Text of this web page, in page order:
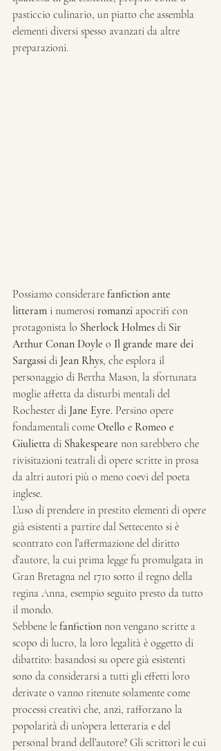
pasticcio culinario, un piatto che assembla
elementi diversi spesso avanzati da altre
preparazioni.
Possiamo considerare fanfiction ante
litteram i numerosi romanzi apocrifi con
protagonista lo Sherlock Holmes di Sir
Arthur Conan Doyle o Il grande mare dei
Sargassi di Jean Rhys, che esplora il
personaggio di Bertha Mason, la sfortunata
moglie affetta da disturbi mentali del
Rochester di Jane Eyre. Persino opere
fondamentali come Otello e Romeo e
Giulietta di Shakespeare non sarebbero che
rivisitazioni teatrali di opere scritte in prosa
da altri autori più o meno coevi del poeta
inglese.
L’uso di prendere in prestito elementi di opere
già esistenti a partire dal Settecento si è
scontrato con l’affermazione del diritto
d’autore, la cui prima legge fu promulgata in
Gran Bretagna nel 1710 sotto il regno della
regina Anna, esempio seguito presto da tutto
il mondo.
Sebbene le fanfiction non vengano scritte a
scopo di lucro, la loro legalità è oggetto di
dibattito: basandosi su opere già esistenti
sono da considerarsi a tutti gli effetti loro
derivate o vanno ritenute solamente come
processi creativi che, anzi, rafforzano la
popolarità di un’opera letteraria e del
personal brand dell’autore? Gli scrittori le cui